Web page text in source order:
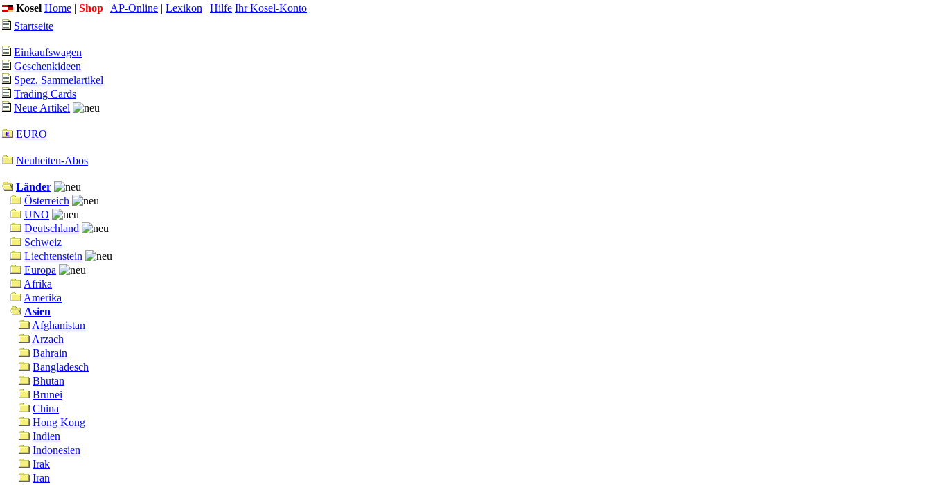
Kosel Home | Shop | AP-Online | Lexikon | Hilfe Ihr Kosel-Konto
Startseite
Einkaufswagen
Geschenkideen
Spez. Sammelartikel
Trading Cards
Neue Artikel
EURO
Neuheiten-Abos
Länder
Österreich
UNO
Deutschland
Schweiz
Liechtenstein
Europa
Afrika
Amerika
Asien
Afghanistan
Arzach
Bahrain
Bangladesch
Bhutan
Brunei
China
Hong Kong
Indien
Indonesien
Irak
Iran